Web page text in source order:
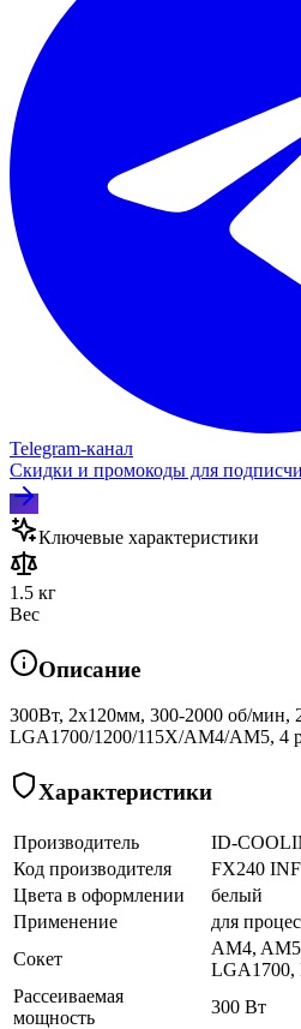
Telegram‑канал
Скидки и промокоды для
Ключевые характеристики
1.5 кг
Вес
Описание
300Вт, 2x120мм, 300-2000 об/мин,
LGA1700/1200/115X/AM4/AM5, 4
Характеристики
Производитель
ID-
Код производителя
FX240 INF
Цвета в оформлении
белый
Применение
для
Сокет
AM4,
LGA1700,
Рассеиваемая
мощность
300 Вт